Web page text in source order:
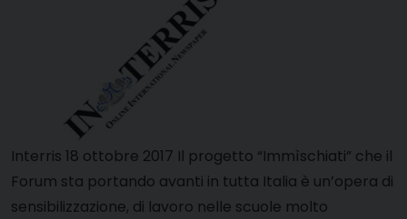
Interris 18 ottobre 2017 Il progetto “Immìschiati” che il
Forum sta portando avanti in tutta Italia è un’opera di
sensibilizzazione, di lavoro nelle scuole molto